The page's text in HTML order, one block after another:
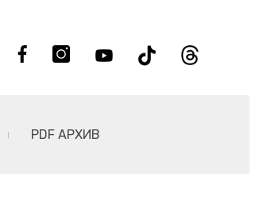
PDF АРХИВ